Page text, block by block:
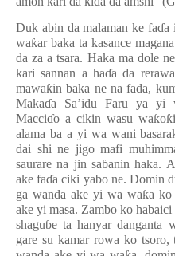
Duk abin da malaman ke faɗa
waƙar baka ta kasance
da za a tsara. Haka ma dole
kari sannan a haɗa da
mawaƙin baka ne na fada,
Makaɗa Sa’idu Faru ya yi
Macciɗo a cikin wasu waƙoƙ
alama ba a yi wa wani
dai shi ne jigo mafi
saurare na jin saɓanin haka.
ake faɗa ciki yabo ne. Domin
ga wanda ake yi wa waƙa ko
ake yi masa. Zambo ko
shaguɓe ta hanyar danganta
gare su kamar rowa ko tsoro,